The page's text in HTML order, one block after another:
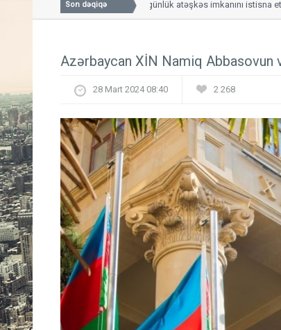
Son dəqiqə
Bessent İranla 60 günlük atəşkəs imkanını istisna
Azərbaycan XİN Namiq Abbasovun
28 Mart 2024 08:40 2 268